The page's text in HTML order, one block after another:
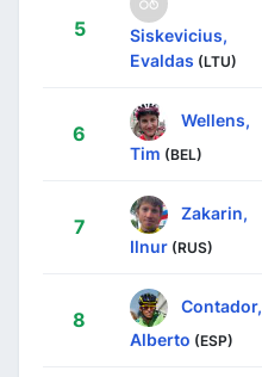
5
Siskevicius,
Evaldas (LTU)
6
Wellens,
Tim (BEL)
7
Zakarin,
Ilnur (RUS)
8
Contador,
Alberto (ESP)